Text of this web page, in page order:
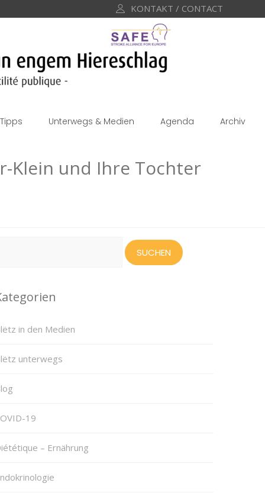
KONTAKT / CONTACT
Tipps Unterwegs & Medien Agenda Archiv
Klein und Ihre Tochter
in den Medien
unterwegs
19
– Ernährung